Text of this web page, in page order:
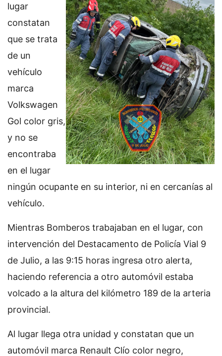
lugar
constatan
que se trata
de un
vehículo
marca
Volkswagen
Gol color gris,
y no se
encontraba
en el lugar
ningún ocupante en su interior, ni en cercanías al
vehículo.
Mientras Bomberos trabajaban en el lugar, con
intervención del Destacamento de Policía Vial 9
de Julio, a las 9:15 horas ingresa otro alerta,
haciendo referencia a otro automóvil estaba
volcado a la altura del kilómetro 189 de la arteria
provincial.
Al lugar llega otra unidad y constatan que un
automóvil marca Renault Clío color negro,